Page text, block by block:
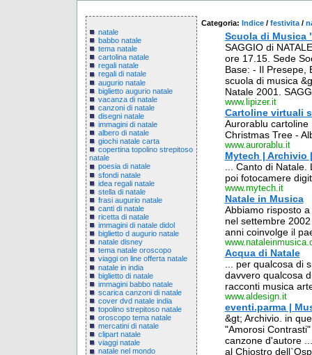
natale
babbo natale
tema natale
cartolina natale
regali natale
regali di natale
augurio natale
biglietto augurio natale
vacanza di natale
canzoni di natale
disegni natale
immagini di natale
albero di natale
giochi natale carta
copertina topolino strepitoso
natale
poesia di natale
sfondi natale
idea regali natale
stella di natale
frasi augurio natale
canti di natale
ricetta di natale
immagini di natale didol
biglietto d augurio natale
natale disney
tema natale oroscopo
viaggi on line offerta natale
natale in india
biglietto di natale
immagini babbo natale
scarica canzoni di natale
cover dvd natale india
topolino strepitoso natale
oroscopo tema natale
mercatini di natale
clipart natale
viaggi natale
natale nel mondo
Categoria: Indice / festivita /
Scuola di Musica
SAGGIO di
ore 17.15. Sede
Base: - Il Presepe,
scuola di musica
Natale 2001.
www.lipizer.it
Cartoline virtuali
Aurorablu
Christmas Tree -
www.aurorablu.it
Mytech | Archivio
... Canto di
poi fotocamere
www.mytech.it
Natale in Musica
Abbiamo risposto
nel settembre
anni coinvolge il
Acqua di Natale
... per qualcosa di
davvero qualcosa
racconti musica
www.aldesign.it
eventi.parma |
&gt; Archivio. in
"Amorosi
canzone d'autore
al Chiostro